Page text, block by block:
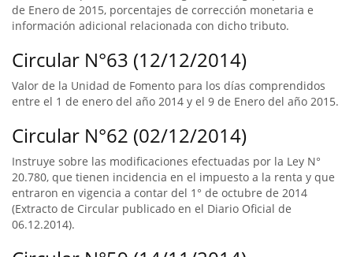
de Enero de 2015, porcentajes de corrección monetaria e
información adicional relacionada con dicho tributo.
Circular N°63 (12/12/2014)
Valor de la Unidad de Fomento para los días comprendidos
entre el 1 de enero del año 2014 y el 9 de Enero del año 2015.
Circular N°62 (02/12/2014)
Instruye sobre las modificaciones efectuadas por la Ley N°
20.780, que tienen incidencia en el impuesto a la renta y que
entraron en vigencia a contar del 1° de octubre de 2014
(Extracto de Circular publicado en el Diario Oficial de
06.12.2014).